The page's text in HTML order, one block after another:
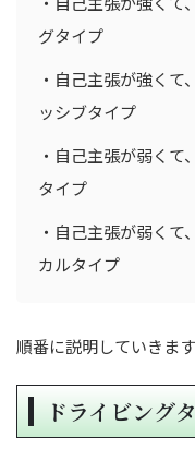
グタイプ
・自己主張が強く
ッシブタイプ
・自己主張が弱く
タイプ
・自己主張が弱く
カルタイプ
順番に説明していきます
ドライビング